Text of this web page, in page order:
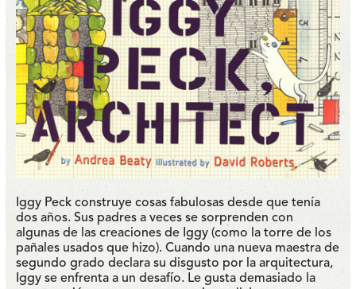
Iggy Peck construye cosas fabulosas desde que tenía
dos años. Sus padres a veces se sorprenden con
algunas de las creaciones de Iggy (como la torre de los
pañales usados que hizo). Cuando una nueva maestra de
segundo grado declara su disgusto por la arquitectura,
Iggy se enfrenta a un desafío. Le gusta demasiado la